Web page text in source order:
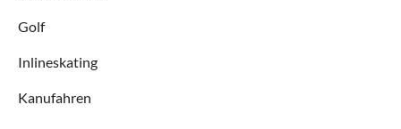
Golf
Inlineskating
Kanufahren